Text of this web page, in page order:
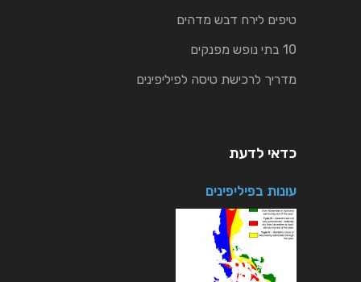
טיפים לירח דבש מדהים
10 בתי נופש מפנקים
מדריך לרכישת טיסה לפיליפינים
כדאי לדעת
עונות בפיליפינים